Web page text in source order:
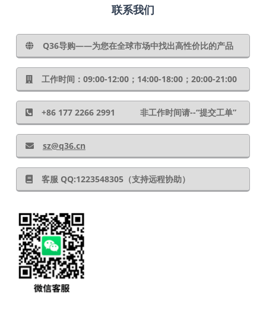
联系我们
Q36导购——为您在全球市场中找出高性价比的产品
工作时间：09:00-12:00；14:00-18:00；20:00-21:00
+86 177 2266 2991 非工作时间请--“提交工单”
sz@q36.cn
客服 QQ:1223548305（支持远程协助）